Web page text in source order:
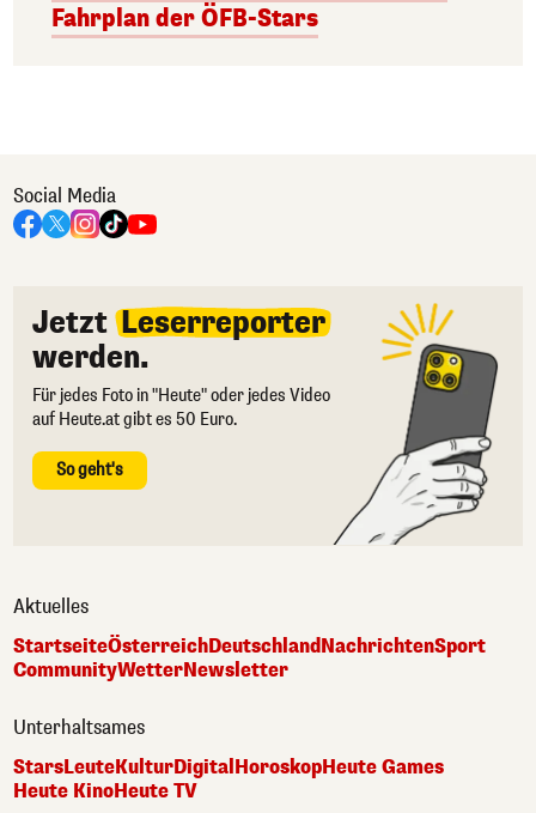
Fahrplan der ÖFB-Stars
Social Media
Jetzt Leserreporter
werden.
Für jedes Foto in "Heute" oder jedes Video
auf Heute.at gibt es 50 Euro.
So geht's
Aktuelles
StartseiteÖsterreichDeutschlandNachrichtenSport
CommunityWetterNewsletter
Unterhaltsames
StarsLeuteKulturDigital HoroskopHeute Games
Heute KinoHeute TV